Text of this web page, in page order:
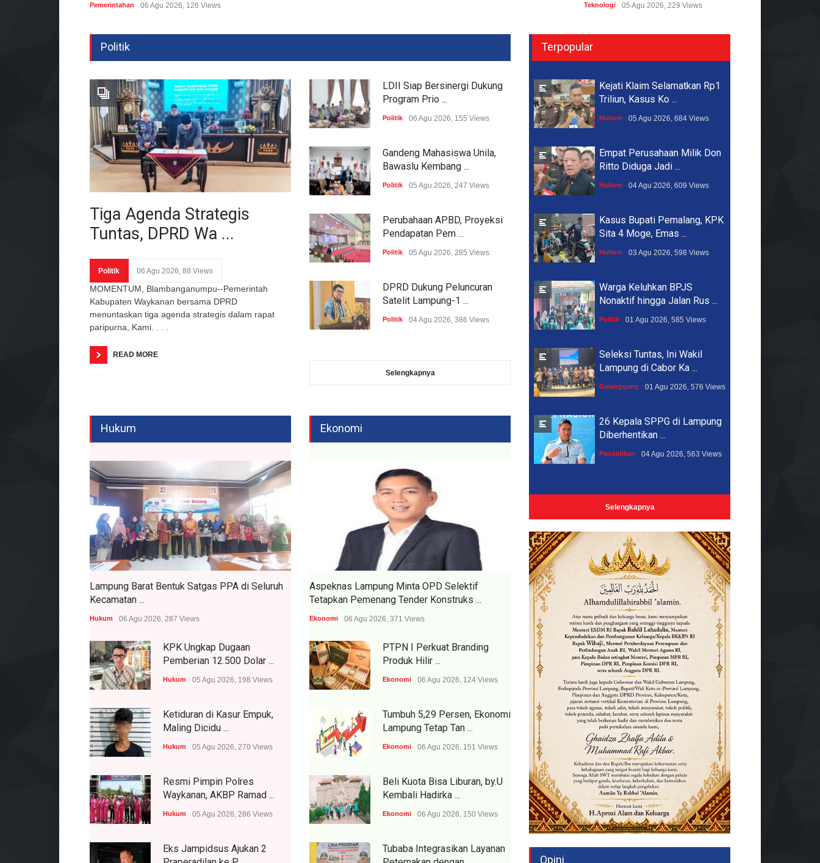
Pemerintahan 06 Agu 2026, 126 Views Teknologi 05 Agu 2026, 229 Views
Politik
Tiga Agenda Strategis
Tuntas, DPRD Wa ...
Politik 06 Agu 2026, 88 Views
MOMENTUM, Blambanganumpu--Pemerintah
Kabupaten Waykanan bersama DPRD
menuntaskan tiga agenda strategis dalam rapat
paripurna, Kami. . . .
READ MORE
LDII Siap Bersinergi Dukung
Program Prio ...
Politik 06 Agu 2026, 155 Views
Gandeng Mahasiswa Unila,
Bawaslu Kembang ...
Politik 05 Agu 2026, 247 Views
Perubahaan APBD, Proyeksi
Pendapatan Pem ...
Politik 05 Agu 2026, 285 Views
DPRD Dukung Peluncuran
Satelit Lampung-1 ...
Politik 04 Agu 2026, 386 Views
Selengkapnya
Hukum
Lampung Barat Bentuk Satgas PPA di Seluruh
Kecamatan ...
Hukum 06 Agu 2026, 287 Views
KPK Ungkap Dugaan
Pemberian 12.500 Dolar ...
Hukum 05 Agu 2026, 198 Views
Ketiduran di Kasur Empuk,
Maling Dicidu ...
Hukum 05 Agu 2026, 270 Views
Resmi Pimpin Polres
Waykanan, AKBP Ramad ...
Hukum 05 Agu 2026, 286 Views
Eks Jampidsus Ajukan 2
Ekonomi
Aspeknas Lampung Minta OPD Selektif
Tetapkan Pemenang Tender Konstruks ...
Ekonomi 06 Agu 2026, 371 Views
PTPN I Perkuat Branding
Produk Hilir ...
Ekonomi 06 Agu 2026, 124 Views
Tumbuh 5,29 Persen, Ekonomi
Lampung Tetap Tan ...
Ekonomi 06 Agu 2026, 151 Views
Beli Kuota Bisa Liburan, by.U
Kembali Hadirka ...
Ekonomi 06 Agu 2026, 150 Views
Tubaba Integrasikan Layanan
Terpopular
Kejati Klaim Selamatkan Rp1
Triliun, Kasus Ko ...
Hukum 05 Agu 2026, 684 Views
Empat Perusahaan Milik Don
Ritto Diduga Jadi ...
Hukum 04 Agu 2026, 609 Views
Kasus Bupati Pemalang, KPK
Sita 4 Moge, Emas ...
Hukum 03 Agu 2026, 598 Views
Warga Keluhkan BPJS
Nonaktif hingga Jalan Rus ...
Politik 01 Agu 2026, 585 Views
Seleksi Tuntas, Ini Wakil
Lampung di Cabor Ka ...
Gelanggang 01 Agu 2026, 576 Views
26 Kepala SPPG di Lampung
Diberhentikan ...
Pendidikan 04 Agu 2026, 563 Views
Selengkapnya
Opini